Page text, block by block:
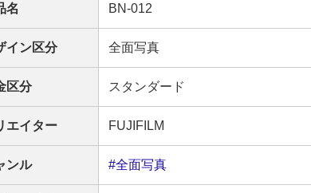
名 BN-012
イン区分 全面写真
区分 スタンダード
エイター FUJIFILM
ンル #全面写真